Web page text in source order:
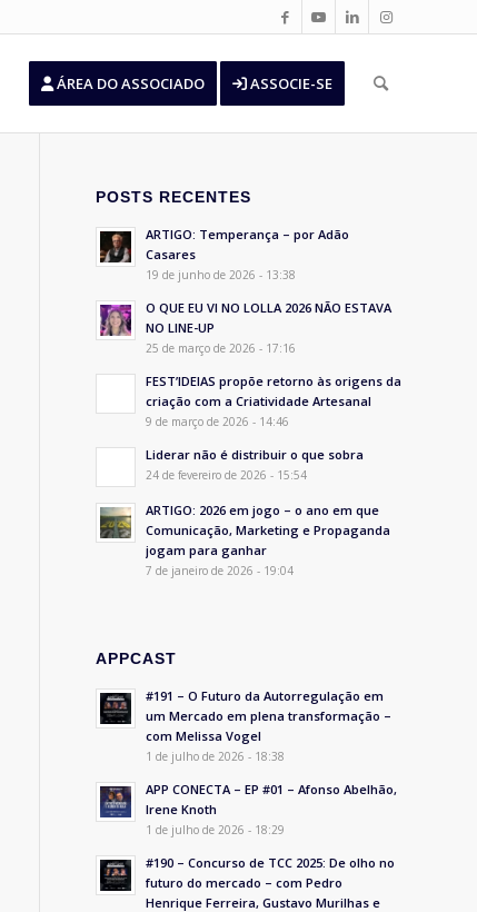
ÁREA DO ASSOCIADO ASSOCIE-SE
POSTS RECENTES
ARTIGO: Temperança – por Adão
Casares
19 de junho de 2026 - 13:38
O QUE EU VI NO LOLLA 2026 NÃO ESTAVA
NO LINE-UP
25 de março de 2026 - 17:16
FEST’IDEIAS propõe retorno às origens da
criação com a Criatividade Artesanal
9 de março de 2026 - 14:46
Liderar não é distribuir o que sobra
24 de fevereiro de 2026 - 15:54
ARTIGO: 2026 em jogo – o ano em que
Comunicação, Marketing e Propaganda
jogam para ganhar
7 de janeiro de 2026 - 19:04
APPCAST
#191 – O Futuro da Autorregulação em
um Mercado em plena transformação –
com Melissa Vogel
1 de julho de 2026 - 18:38
APP CONECTA – EP #01 – Afonso Abelhão,
Irene Knoth
1 de julho de 2026 - 18:29
#190 – Concurso de TCC 2025: De olho no
futuro do mercado – com Pedro
Henrique Ferreira, Gustavo Murilhas e